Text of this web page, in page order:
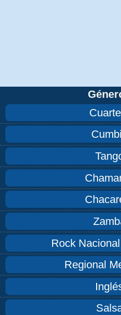
Rock
Regional